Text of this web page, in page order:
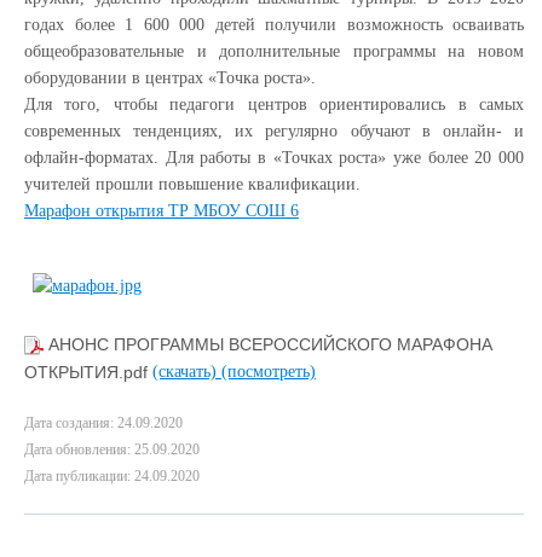
годах более 1 600 000 детей получили возможность осваивать
общеобразовательные и дополнительные программы на новом
оборудовании в центрах «Точка роста».
Для того, чтобы педагоги центров ориентировались в самых
современных тенденциях, их регулярно обучают в онлайн- и
офлайн-форматах. Для работы в «Точках роста» уже более 20 000
учителей прошли повышение квалификации.
Марафон открытия ТР МБОУ СОШ 6
АНОНС ПРОГРАММЫ ВСЕРОССИЙСКОГО МАРАФОНА
ОТКРЫТИЯ.pdf (скачать) (посмотреть)
Дата создания: 24.09.2020
Дата обновления: 25.09.2020
Дата публикации: 24.09.2020